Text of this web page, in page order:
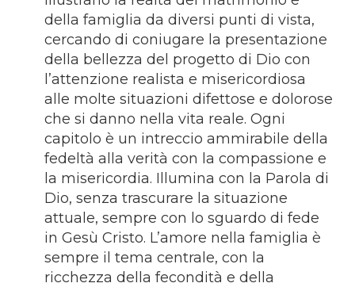
della famiglia da diversi punti di vista,
cercando di coniugare la presentazione
della bellezza del progetto di Dio con
l’attenzione realista e misericordiosa
alle molte situazioni difettose e dolorose
che si danno nella vita reale. Ogni
capitolo è un intreccio ammirabile della
fedeltà alla verità con la compassione e
la misericordia. Illumina con la Parola di
Dio, senza trascurare la situazione
attuale, sempre con lo sguardo di fede
in Gesù Cristo. L’amore nella famiglia è
sempre il tema centrale, con la
ricchezza della fecondità e della